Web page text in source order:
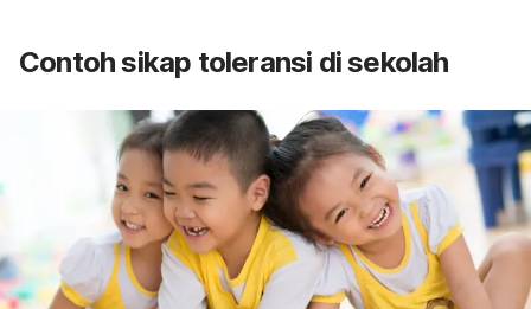
Contoh sikap toleransi di sekolah